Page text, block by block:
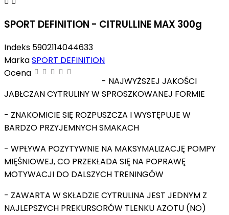
SPORT DEFINITION - CITRULLINE MAX 300g
Indeks 5902114044633
MarkaSPORT DEFINITION
Ocena
- NAJWYŻSZEJ JAKOŚCI
JABŁCZAN CYTRULINY W SPROSZKOWANEJ FORMIE
- ZNAKOMICIE SIĘ ROZPUSZCZA I WYSTĘPUJE W
BARDZO PRZYJEMNYCH SMAKACH
- WPŁYWA POZYTYWNIE NA MAKSYMALIZACJĘ POMPY
MIĘŚNIOWEJ, CO PRZEKŁADA SIĘ NA POPRAWĘ
MOTYWACJI DO DALSZYCH TRENINGÓW
- ZAWARTA W SKŁADZIE CYTRULINA JEST JEDNYM Z
NAJLEPSZYCH PREKURSORÓW TLENKU AZOTU (NO)